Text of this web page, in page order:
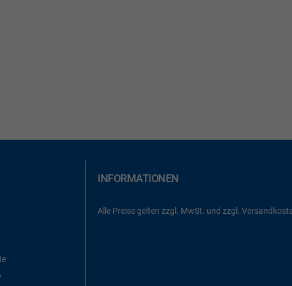
INFORMATIONEN
Alle Preise gelten zzgl. MwSt. und zzgl.